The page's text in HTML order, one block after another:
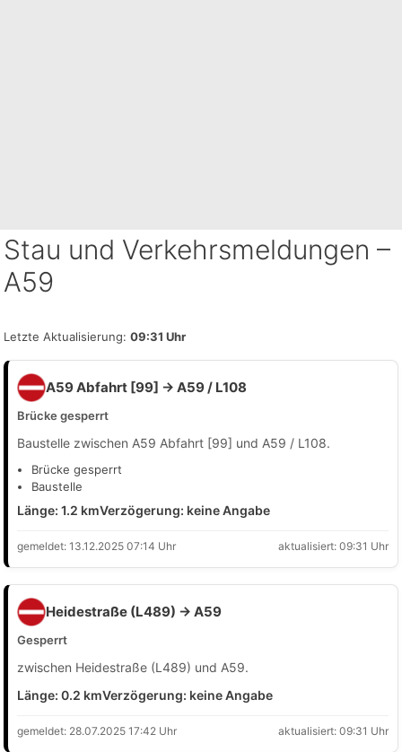
Stau und Verkehrsmeldungen –
A59
Letzte Aktualisierung: 09:31 Uhr
A59 Abfahrt [99] → A59 / L108
Brücke gesperrt
Baustelle zwischen A59 Abfahrt [99] und A59 / L108.
Brücke gesperrt
Baustelle
Länge: 1.2 kmVerzögerung: keine Angabe
gemeldet: 13.12.2025 07:14 Uhr aktualisiert: 09:31 Uhr
Heidestraße (L489) → A59
Gesperrt
zwischen Heidestraße (L489) und A59.
Länge: 0.2 kmVerzögerung: keine Angabe
gemeldet: 28.07.2025 17:42 Uhr aktualisiert: 09:31 Uhr